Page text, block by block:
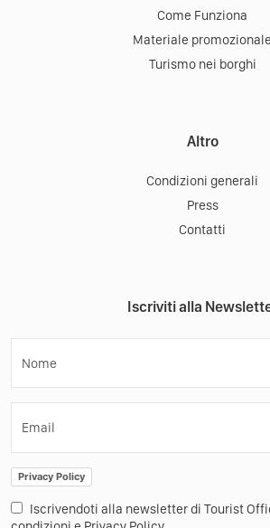
Come Funziona
Materiale promozionale
Turismo nei borghi
Altro
Condizioni generali
Press
Contatti
Iscriviti alla
Nome
Email
Privacy Policy
Iscrivendoti alla newsletter di Tourist